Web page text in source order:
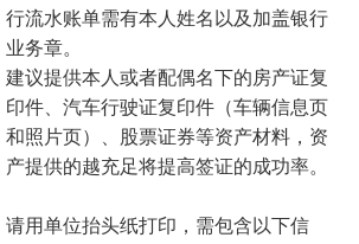
行流水账单需有本人姓名以及加盖银行
业务章。
建议提供本人或者配偶名下的房产证复
印件、汽车行驶证复印件（车辆信息页
和照片页）、股票证券等资产材料，资
产提供的越充足将提高签证的成功率。
请用单位抬头纸打印，需包含以下信